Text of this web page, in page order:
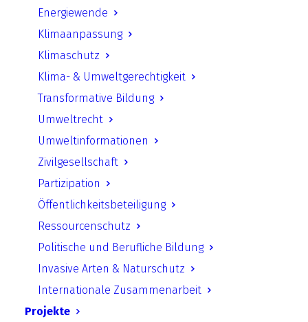
Energiewende
Klimaanpassung
Klimaschutz
Klima- & Umweltgerechtigkeit
Transformative Bildung
Umweltrecht
Umweltinformationen
Zivilgesellschaft
Partizipation
Öffentlichkeitsbeteiligung
Ressourcenschutz
Politische und Berufliche Bildung
Invasive Arten & Naturschutz
Internationale Zusammenarbeit
Projekte
Podcast Global Local | Seuri
Sanare Lukumay über die
Landvertreibung der Massai